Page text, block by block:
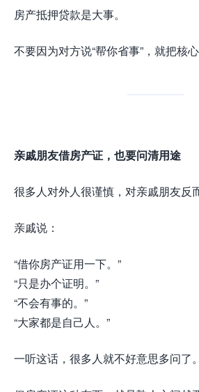
房产抵押贷款是大事。
不要因为对方说“帮你省事”，就把核
亲戚朋友借房产证，也要问清用途
很多人对外人很谨慎，对亲戚朋友反
亲戚说：
“借你房产证用一下。”
“只是办个证明。”
“不会有事的。”
“大家都是自己人。”
一听这话，很多人就不好意思多问了。